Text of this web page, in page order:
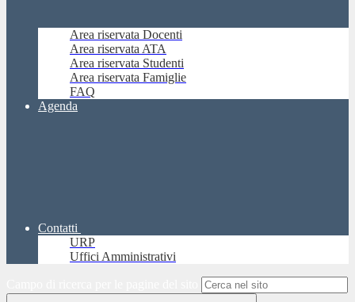
Area riservata Docenti
Area riservata ATA
Area riservata Studenti
Area riservata Famiglie
FAQ
Agenda
Contatti
URP
Uffici Amministrativi